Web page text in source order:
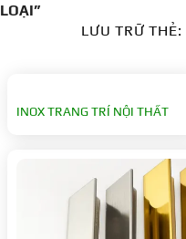
LOẠI”
LƯU TRỮ THẺ:
INOX TRANG TRÍ NỘI THẤT